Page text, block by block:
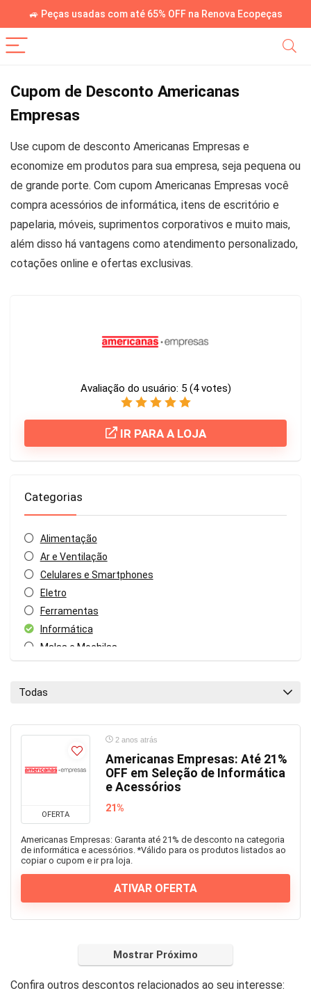
🚙 Peças usadas com até 65% OFF na Renova Ecopeças
Cupom de Desconto Americanas
Empresas
Use cupom de desconto Americanas Empresas e
economize em produtos para sua empresa, seja pequena ou
de grande porte. Com cupom Americanas Empresas você
compra acessórios de informática, itens de escritório e
papelaria, móveis, suprimentos corporativos e muito mais,
além disso há vantagens como atendimento personalizado,
cotações online e ofertas exclusivas.
Avaliação do usuário: 5 (4votes)
IR PARA A LOJA
Categorias
Alimentação
Ar e Ventilação
Celulares e Smartphones
Eletro
Ferramentas
Informática
Malas e Mochilas
Todas
OFERTA
2 anos atrás
Americanas Empresas: Até 21%
OFF em Seleção de Informática
e Acessórios
21%
Americanas Empresas: Garanta até 21% de desconto na categoria
de informática e acessórios. *Válido para os produtos listados ao
copiar o cupom e ir pra loja.
ATIVAR OFERTA
Mostrar Próximo
Confira outros descontos relacionados ao seu interesse: